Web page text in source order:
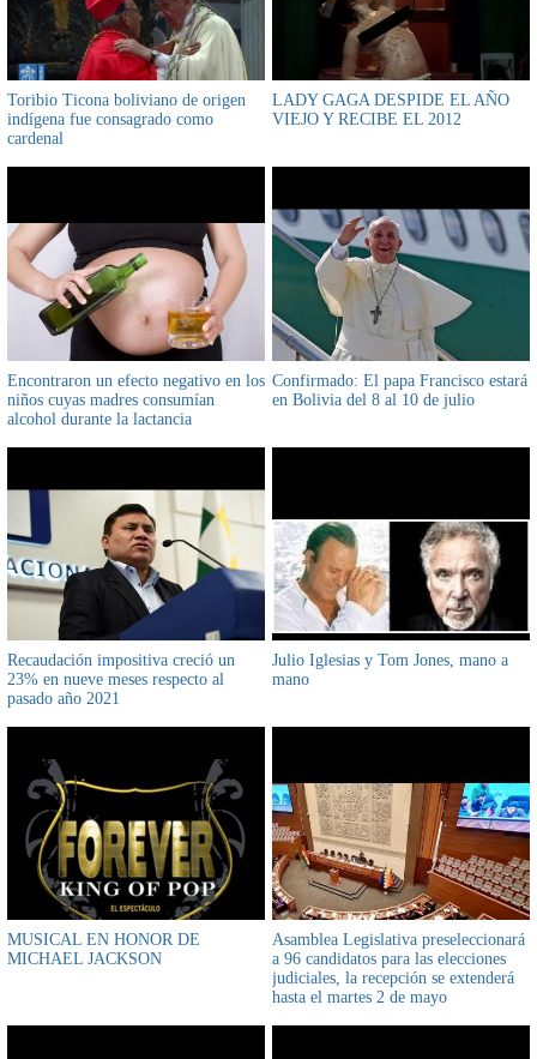
Toribio Ticona boliviano de origen
indígena fue consagrado como
cardenal
LADY GAGA DESPIDE EL AÑO
VIEJO Y RECIBE EL 2012
Encontraron un efecto negativo en los
niños cuyas madres consumían
alcohol durante la lactancia
Confirmado: El papa Francisco estará
en Bolivia del 8 al 10 de julio
Recaudación impositiva creció un
23% en nueve meses respecto al
pasado año 2021
Julio Iglesias y Tom Jones, mano a
mano
MUSICAL EN HONOR DE
MICHAEL JACKSON
Asamblea Legislativa preseleccionará
a 96 candidatos para las elecciones
judiciales, la recepción se extenderá
hasta el martes 2 de mayo